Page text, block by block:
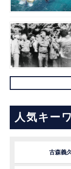
人気キー
古森義